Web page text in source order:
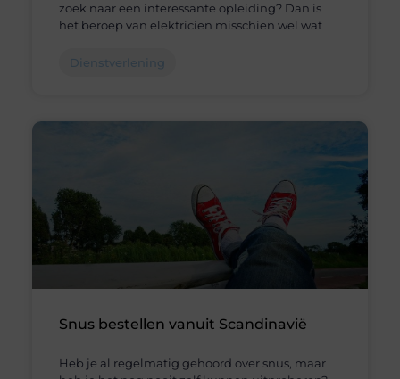
zoek naar een interessante opleiding? Dan is
het beroep van elektricien misschien wel wat
Dienstverlening
Snus bestellen vanuit Scandinavië
Heb je al regelmatig gehoord over snus, maar